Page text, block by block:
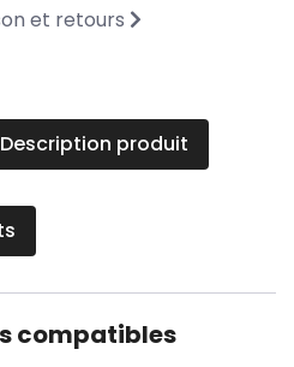
et retours
Description produit
compatibles